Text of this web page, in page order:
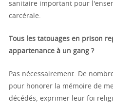
sanitaire important pour
carcérale.
Tous les tatouages en prison
appartenance à un gang ?
Pas nécessairement. De
pour honorer la mémoire de
décédés, exprimer leur foi